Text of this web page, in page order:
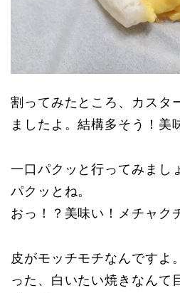
割ってみたところ、カスタ
ましたよ。結構多そう！美
一口パクッと行ってみまし
パクッとね。
おっ！？美味い！メチャク
皮がモッチモチなんですよ
った、白いたい焼きなんて